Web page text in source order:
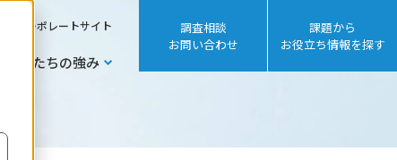
コーポレートサイト
私たちの強み
調査相談
お問い合わせ
課題から
お役立ち情報を探す